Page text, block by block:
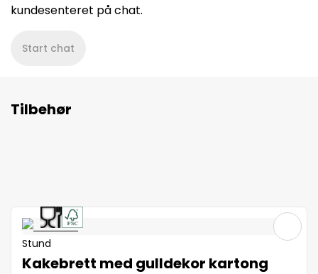
kundesenteret på chat.
Start chat
Tilbehør
Stund
Kakebrett med gulldekor kartong